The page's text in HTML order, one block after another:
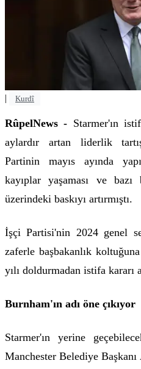
| Kurdî
RûpelNews - Starmer'ın
aylardır artan liderlik
Partinin mayıs ayında
kayıplar yaşaması ve bazı
üzerindeki baskıyı artırmıştı.
İşçi Partisi'nin 2024 genel
zaferle başbakanlık
yılı doldurmadan istifa kararı
Burnham'ın adı öne çıkıyor
Starmer'ın yerine
Manchester Belediye Başkanı